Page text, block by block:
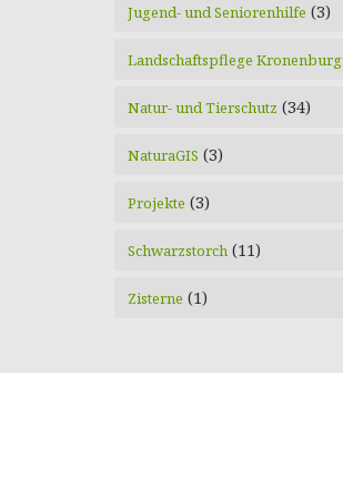
Jugend- und Seniorenhilfe (3)
Landschaftspflege Kronenburg
Natur- und Tierschutz (34)
NaturaGIS (3)
Projekte (3)
Schwarzstorch (11)
Zisterne (1)